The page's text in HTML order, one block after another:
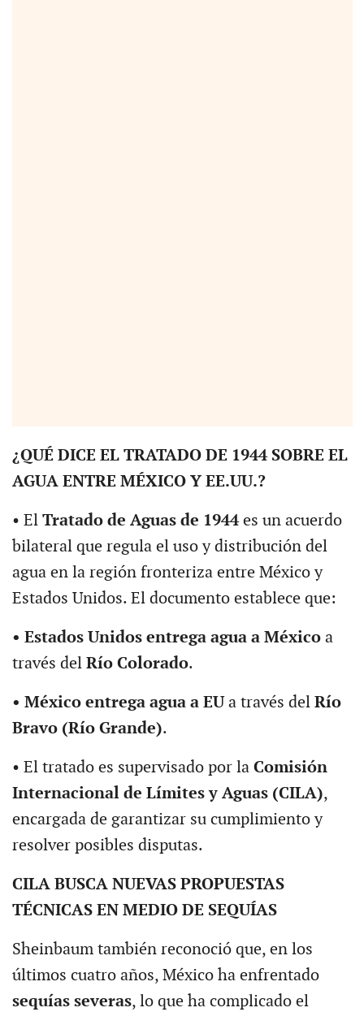
¿QUÉ DICE EL TRATADO DE 1944 SOBRE EL
AGUA ENTRE MÉXICO Y EE.UU.?
• El Tratado de Aguas de 1944es un acuerdo
bilateral que regula el uso y distribución del
agua en la región fronteriza entre México y
Estados Unidos. El documento establece que:
• Estados Unidos entrega agua a Méxicoa
través del Río Colorado.
• México entrega agua a EUa través del Río
Bravo (Río Grande).
• El tratado es supervisado por la Comisión
Internacional de Límites y Aguas (CILA),
encargada de garantizar su cumplimiento y
resolver posibles disputas.
CILA BUSCA NUEVAS PROPUESTAS
TÉCNICAS EN MEDIO DE SEQUÍAS
Sheinbaum también reconoció que, en los
últimos cuatro años, México ha enfrentado
sequías severas, lo que ha complicado el